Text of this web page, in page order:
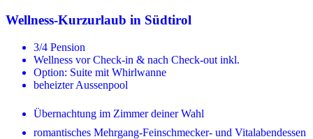
Wellness-Kurzurlaub in Südtirol
3/4 Pension
Wellness vor Check-in & nach Check-out inkl.
Option: Suite mit Whirlwanne
beheizter Aussenpool
Übernachtung im Zimmer deiner Wahl
romantisches Mehrgang-Feinschmecker- und Vitalabendessen